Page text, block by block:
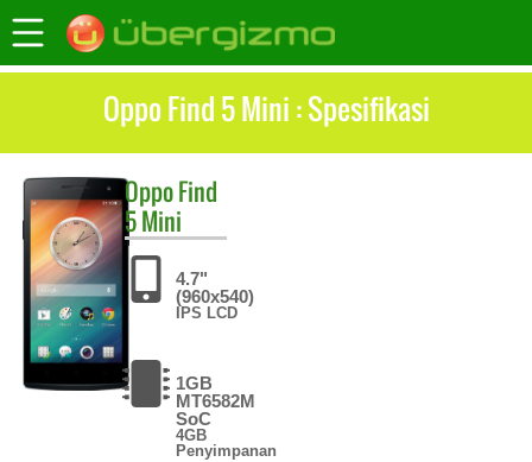
Oppo Find 5 Mini : Spesifikasi
OppoFind
5 Mini
4.7"
(960x540)
IPS LCD
1GB
MT6582M
SoC
4GB
Penyimpanan